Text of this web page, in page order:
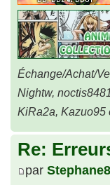
Échange/Achat/
Nightw,
KiRa2a, Kazuo95
Re:
par